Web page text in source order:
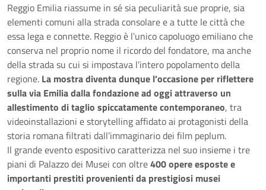
Reggio Emilia riassume in sé sia peculiarità sue proprie, sia
elementi comuni alla strada consolare e a tutte le città che
essa lega e connette. Reggio è l’unico capoluogo emiliano che
conserva nel proprio nome il ricordo del fondatore, ma anche
della strada su cui si impostava l’intero popolamento della
regione. La mostra diventa dunque l’occasione per riflettere
sulla via Emilia dalla fondazione ad oggi attraverso un
allestimento di taglio spiccatamente contemporaneo, tra
videoinstallazioni e storytelling affidato ai protagonisti della
storia romana filtrati dall’immaginario dei film peplum.
Il grande evento espositivo caratterizza nel suo insieme i tre
piani di Palazzo dei Musei con oltre400 opere esposte e
importanti prestiti provenienti da prestigiosi musei